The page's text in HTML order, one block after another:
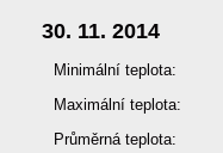
30. 11. 2014
Minimální teplota:
Maximální teplota:
Průměrná teplota: